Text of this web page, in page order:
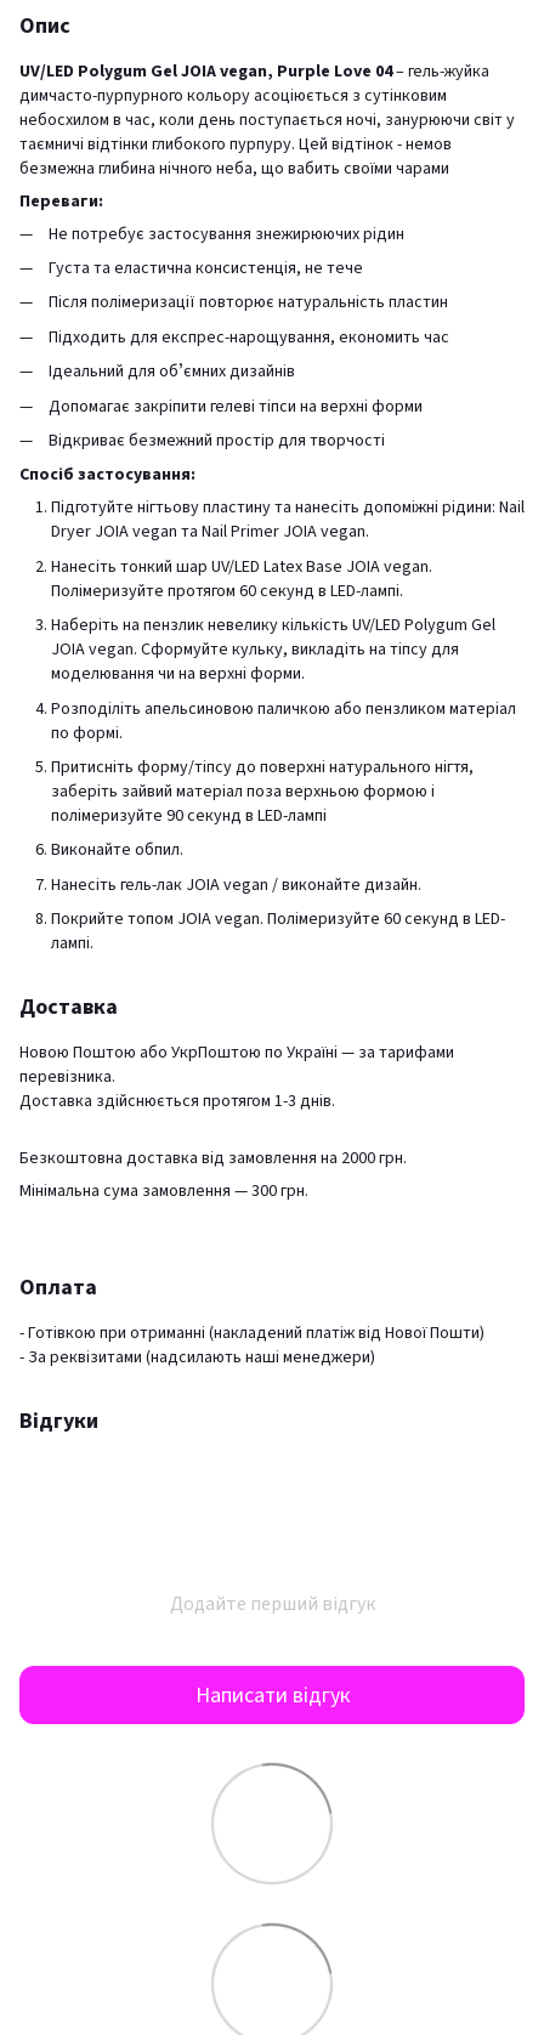
Опис
UV/LED Polygum Gel JOIA vegan, Purple Love 04– гель-жуйка
димчасто-пурпурного кольору асоціюється з сутінковим
небосхилом в час, коли день поступається ночі, занурюючи світ у
таємничі відтінки глибокого пурпуру. Цей відтінок - немов
безмежна глибина нічного неба, що вабить своїми чарами
Переваги:
Не потребує застосування знежирюючих рідин
Густа та еластична консистенція, не тече
Після полімеризації повторює натуральність пластин
Підходить для експрес-нарощування, економить час
Ідеальний для обʼємних дизайнів
Допомагає закріпити гелеві тіпси на верхні форми
Відкриває безмежний простір для творчості
Спосіб застосування:
Підготуйте нігтьову пластину та нанесіть допоміжні рідини: Nail
Dryer JOIA vegan та Nail Primer JOIA vegan.
Нанесіть тонкий шар UV/LED Latex Base JOIA vegan.
Полімеризуйте протягом 60 секунд в LED-лампі.
Наберіть на пензлик невелику кількість UV/LED Polygum Gel
JOIA vegan. Сформуйте кульку, викладіть на тіпсу для
моделювання чи на верхні форми.
Розподіліть апельсиновою паличкою або пензликом матеріал
по формі.
Притисніть форму/тіпсу до поверхні натурального нігтя,
заберіть зайвий матеріал поза верхньою формою і
полімеризуйте 90 секунд в LED-лампі
Виконайте обпил.
Нанесіть гель-лак JOIA vegan / виконайте дизайн.
Покрийте топом JOIA vegan. Полімеризуйте 60 секунд в LED-
лампі.
Доставка
Новою Поштою або УкрПоштою по Україні — за тарифами
перевізника.
Доставка здійснюється протягом 1-3 днів.
Безкоштовна доставка від замовлення на 2000 грн.
Мінімальна сума замовлення — 300 грн.
Оплата
- Готівкою при отриманні (накладений платіж від Нової Пошти)
- За реквізитами (надсилають наші менеджери)
Відгуки
Додайте перший відгук
Написати відгук